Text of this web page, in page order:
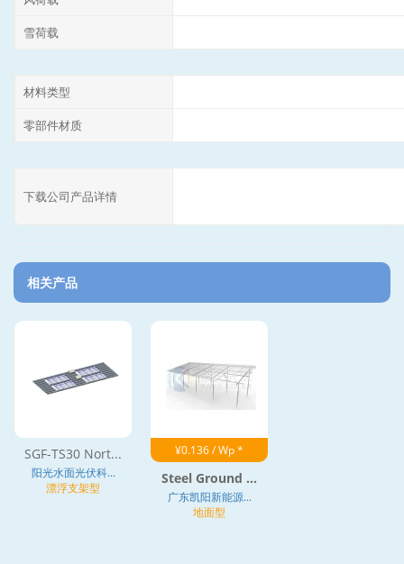
雪荷载
材料类型
零部件材质
下载公司产品详情
相关产品
SGF-TS30 Nort...
阳光水面光伏科...
漂浮支架型
¥0.136 / Wp *
Steel Ground ...
广东凯阳新能源...
地面型